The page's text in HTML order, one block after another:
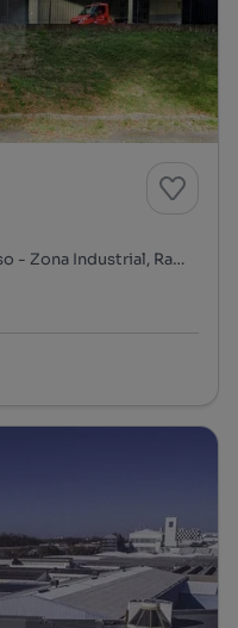
Rua Manuel Pinto de Azevedo, Viso - Zona Industrial, Ramalde, Porto, Porto